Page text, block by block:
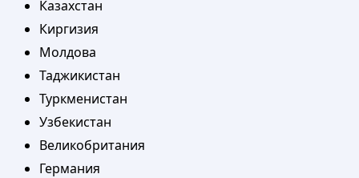
Казахстан
Киргизия
Молдова
Таджикистан
Туркменистан
Узбекистан
Великобритания
Германия